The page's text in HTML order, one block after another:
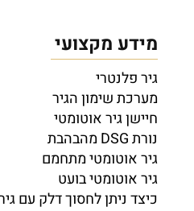
מידע מקצועי
גיר פלנטרי
מערכת שימון הגיר
חיישן גיר אוטומטי
נורת DSG מהבהבת
גיר אוטומטי מתחמם
גיר אוטומטי בועט
כיצד ניתן לחסוך דלק עם